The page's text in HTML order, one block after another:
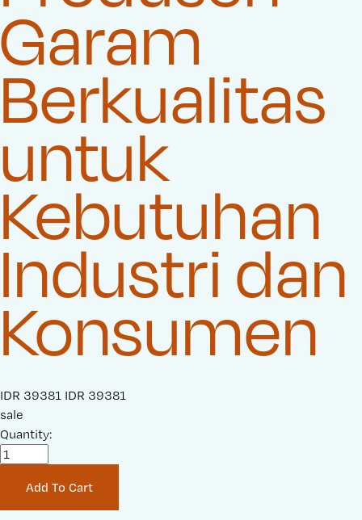
Garam
Berkualitas
untuk
Kebutuhan
Industri dan
Konsumen
S
a
l
e
i
IDR 39381 O
n
a
IDR 39381
sale
Quantity:
Add To Cart